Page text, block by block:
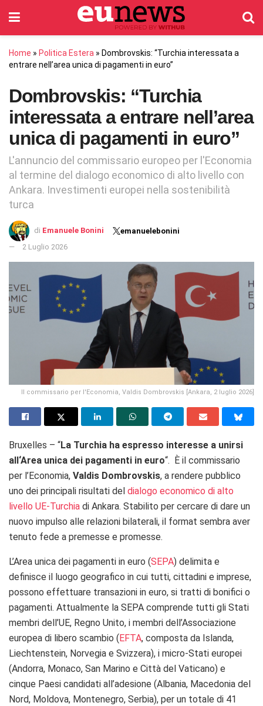
Home » Politica Estera » Dombrovskis: “Turchia interessata a
entrare nell’area unica di pagamenti in euro”
Dombrovskis: “Turchia
interessata a entrare nell’area
unica di pagamenti in euro”
L'annuncio del commissario europeo per l'Economia
al termine del dialogo economico di alto livello con
Ankara. Investimenti europei nella sostenibilità
turca
di Emanuele Bonini
emanuelebonini
2 Luglio 2026
Il commissario per l'Economia, Valdis Dombrovskis [Ankara, 2 luglio 2026]
Bruxelles – “La Turchia ha espresso interesse a unirsi
all ‘Area unica dei pagamenti in euro“. È il commissario
per l’Economia, Valdis Dombrovskis, a rendere pubblico
uno dei principali risultati del dialogo economico di alto
livello UE-Turchia di Ankara. Stabilito per cercare di dare un
nuovo impulso alle relazioni bilaterali, il format sembra aver
tenuto fede a premesse e promesse.
L’Area unica dei pagamenti in euro (SEPA) delimita e
definisce il luogo geografico in cui tutti, cittadini e imprese,
possono effettuare transazioni in euro, si tratti di bonifici o
pagamenti. Attualmente la SEPA comprende tutti gli Stati
membri dell’UE, Regno Unito, i membri dell’Associazione
europea di libero scambio ( EFTA, composta da Islanda,
Liechtenstein, Norvegia e Svizzera), i micro-Stati europei
(Andorra, Monaco, San Marino e Città del Vaticano) e
cinque Paesi candidati all’adesione (Albania, Macedonia del
Nord, Moldova, Montenegro, Serbia), per un totale di 41